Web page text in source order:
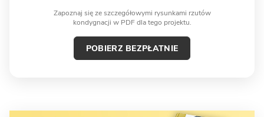
Zapoznaj się ze szczegółowymi rysunkami rzutów
kondygnacji w PDF dla tego projektu.
POBIERZ BEZPŁATNIE